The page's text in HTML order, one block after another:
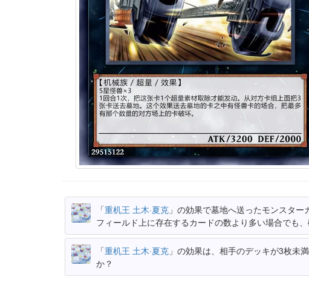
「重机王 土木·夏克 」の効果で墓地へ送ったモンスター
フィールド上に存在するカードの数より多い場合でも
「重机王 土木·夏克 」の効果は、相手のデッキが3枚未
か？